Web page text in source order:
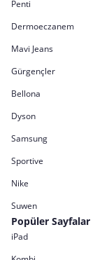
Penti
Dermoeczanem
Mavi Jeans
Gürgençler
Bellona
Dyson
Samsung
Sportive
Nike
Suwen
Popüler Sayfalar
iPad